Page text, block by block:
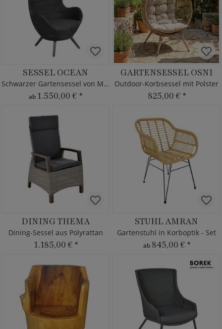
SESSEL OCEAN
Schwarzer Gartensessel von MBM
ab 1.550,00 € *
GARTENSESSEL OSNI
Outdoor-Korbsessel mit Polster
825,00 € *
DINING THEMA
Dining-Sessel aus Polyrattan
1.185,00 € *
STUHL AMRAN
Gartenstuhl in Korboptik - Set
ab 845,00 € *